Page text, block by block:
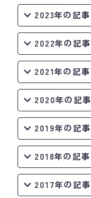
2023年の記事
2022年の記事
2021年の記事
2020年の記事
2019年の記事
2018年の記事
2017年の記事